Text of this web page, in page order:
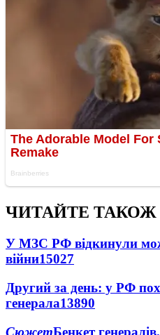
ЧИТАЙТЕ ТАКОЖ
У МЗС РФ відкинули
війни15027
Другий за день: у РФ
генерала13890
СюжетБенкет